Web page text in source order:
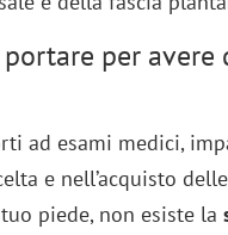
portare per avere
ad esami medici,
e nell’acquisto
piede, non esiste la